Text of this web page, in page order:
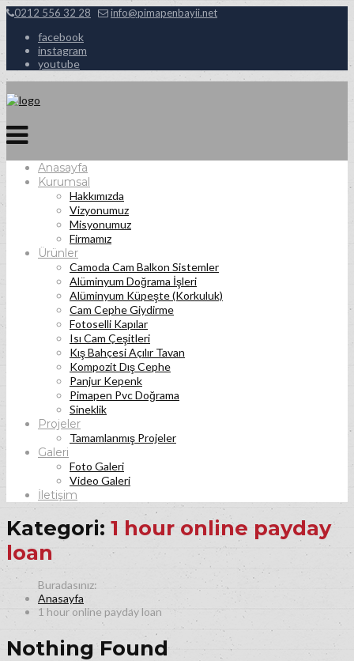
0212 556 32 28 info@pimapenbayii.net
facebook
instagram
youtube
Anasayfa
Kurumsal
Hakkımızda
Vizyonumuz
Misyonumuz
Firmamız
Ürünler
Camoda Cam Balkon Sistemler
Alüminyum Doğrama İşleri
Alüminyum Küpeşte (Korkuluk)
Cam Cephe Giydirme
Fotoselli Kapılar
Isı Cam Çeşitleri
Kış Bahçesi Açılır Tavan
Kompozit Dış Cephe
Panjur Kepenk
Pimapen Pvc Doğrama
Sineklik
Projeler
Tamamlanmış Projeler
Galeri
Foto Galeri
Video Galeri
İletişim
Kategori: 1 hour online payday
loan
Anasayfa
1 hour online payday loan
Nothing Found